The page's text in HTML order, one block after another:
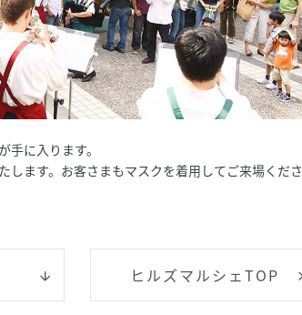
に入ります。
ます。お客さまもマスクを着用してご来場くださ
ヒルズマルシェTOP